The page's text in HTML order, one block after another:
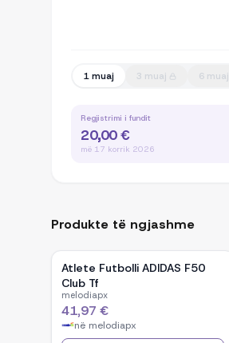
1 muaj 3 muaj 6 muaj
Regjistrimi i fundit
20,00 €
më 17 korrik 2026
Produkte të ngjashme
Atlete Futbolli ADIDAS F50
Club Tf
melodiapx
41,97 €
në melodiapx